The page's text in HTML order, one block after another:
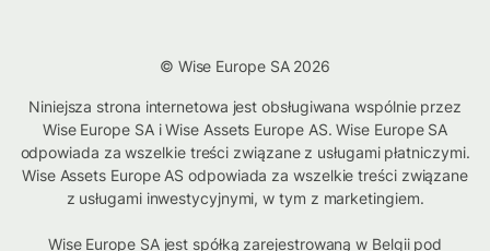
© Wise Europe SA 2026
Niniejsza strona internetowa jest obsługiwana wspólnie przez
Wise Europe SA i Wise Assets Europe AS. Wise Europe SA
odpowiada za wszelkie treści związane z usługami płatniczymi.
Wise Assets Europe AS odpowiada za wszelkie treści związane
z usługami inwestycyjnymi, w tym z marketingiem.
Wise Europe SA jest spółką zarejestrowaną w Belgii pod